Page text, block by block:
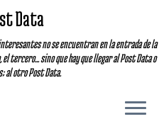
Data
no se encuentran en la entrada de la
tercero... sino que hay que llegar al Post Data o
al otro Post Data.